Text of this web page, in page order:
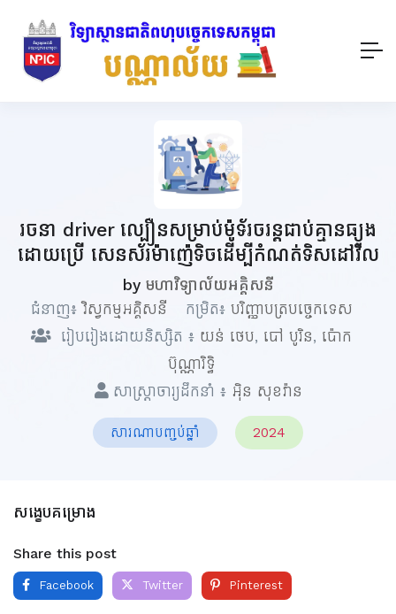
រចនា driver ល្បឿនសម្រាប់ម៉ូទ័រចរន្តជាប់គ្មានធ្យូង
ដោយប្រើ សេនស័រម៉ាញ៉េទិចដើម្បីកំណត់ទិសដៅវិល
by មហាវិទ្យាល័យអគ្គិសនី
ជំនាញ៖វិស្វកម្មអគ្គិសនី កម្រិត៖ បរិញ្ញាបត្របច្ចេកទេស
រៀបរៀងដោយនិស្សិត ៖ យន់​ ថេប, បៅ បូរិន, ប៉ោក
ប៊ុណ្ណារិទ្ធិ
សាស្ត្រាចារ្យដឹកនាំ ៖ អ៊ិន សុខវ៉ាន
សារណាបញ្ចប់ឆ្នាំ 2024
សង្ខេបគម្រោង
Share this post
Facebook Twitter Pinterest